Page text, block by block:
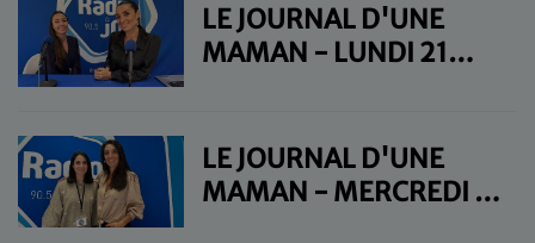
LE JOURNAL D'UNE
MAMAN - LUNDI 21
LE JOURNAL D'UNE
MAMAN - MERCREDI 16